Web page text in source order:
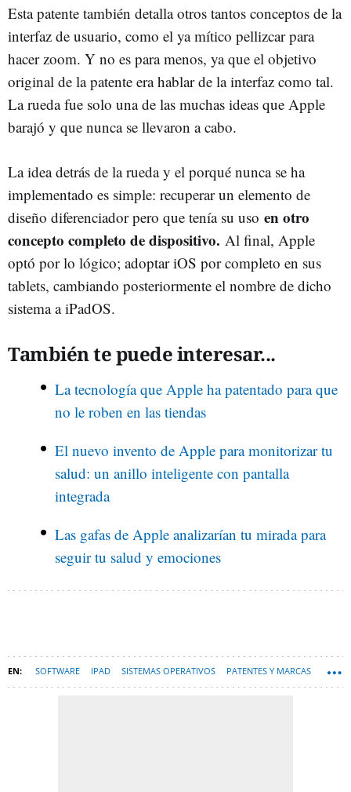
Esta patente también detalla otros tantos conceptos de la
interfaz de usuario, como el ya mítico pellizcar para
hacer zoom. Y no es para menos, ya que el objetivo
original de la patente era hablar de la interfaz como tal.
La rueda fue solo una de las muchas ideas que Apple
barajó y que nunca se llevaron a cabo.
La idea detrás de la rueda y el porqué nunca se ha
implementado es simple: recuperar un elemento de
diseño diferenciador pero que tenía su uso en otro
concepto completo de dispositivo. Al final, Apple
optó por lo lógico; adoptar iOS por completo en sus
tablets, cambiando posteriormente el nombre de dicho
sistema a iPadOS.
También te puede interesar...
La tecnología que Apple ha patentado para que
no le roben en las tiendas
El nuevo invento de Apple para monitorizar tu
salud: un anillo inteligente con pantalla
integrada
Las gafas de Apple analizarían tu mirada para
seguir tu salud y emociones
SOFTWARE IPAD SISTEMAS OPERATIVOS PATENTES Y MARCAS